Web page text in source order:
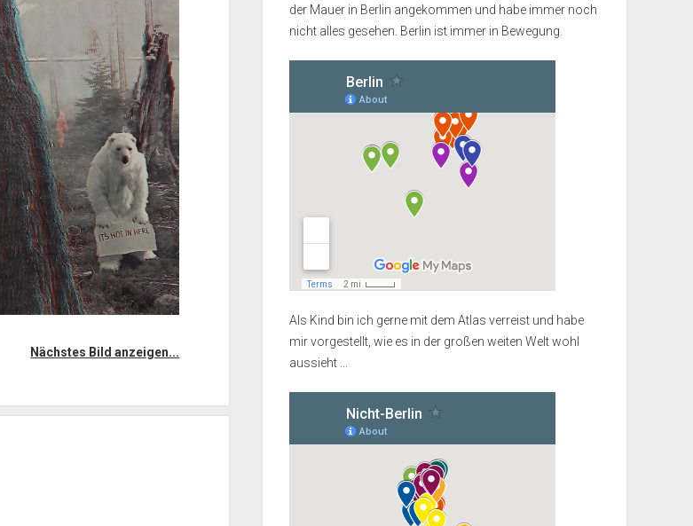
Nächstes Bild anzeigen...
der Mauer in Berlin angekommen und habe immer noch
nicht alles gesehen. Berlin ist immer in Bewegung.
Als Kind bin ich gerne mit dem Atlas verreist und habe
mir vorgestellt, wie es in der großen weiten Welt wohl
aussieht ...